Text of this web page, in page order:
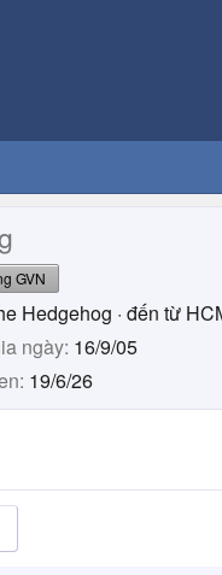
GVN
Hedgehog · đến từ
ngày 16/9/05
19/6/26